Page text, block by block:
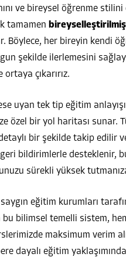
ve bireysel öğrenme
tamamen
Böylece, her bireyin kendi
şekilde ilerlemesini
çıkarırız.
uyan tek tip eğitim
özel bir yol haritası sunar.
detaylı bir şekilde takip edilir
geri bildirimlerle desteklenir,
sürekli yüksek
eğitim kurumları
bu bilimsel temelli sistem,
maksimum verim
dayalı eğitim